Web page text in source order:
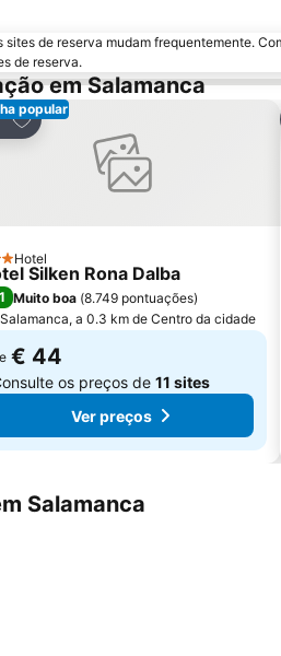
de reserva mudam frequentemente.
de reserva.
em Salamanca
popular
Adicionar aos favoritos
Hotel
Silken Rona Dalba
Muito boa (8.749 pontuações)
Salamanca, a 0.3 km de Centro da cidade
€ 44
os preços de 11 sites
Ver preços
Salamanca